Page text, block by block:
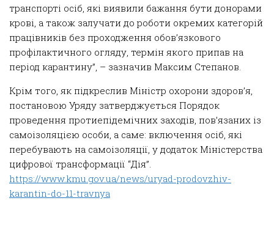
транспорті осіб, які виявили бажання бути донорами
крові, а також залучати до роботи окремих категорій
працівників без проходження обов’язкового
профілактичного огляду, термін якого припав на
період карантину”, – зазначив Максим Степанов.
Крім того, як підкреслив Міністр охорони здоров’я,
постановою Уряду затверджується Порядок
проведення протиепідемічних заходів, пов’язаних із
самоізоляцією особи, а саме: включення осіб, які
перебувають на самоізоляції, у додаток Міністерства
цифрової трансформації “Дія”.
https://www.kmu.gov.ua/news/uryad-prodovzhiv-
karantin-do-11-travnya